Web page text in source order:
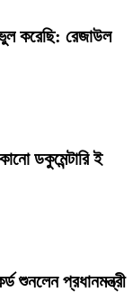
করেছি: রেজাউল
ডকুমেন্টারি ই
শুনলেন প্রধানমন্ত্রী